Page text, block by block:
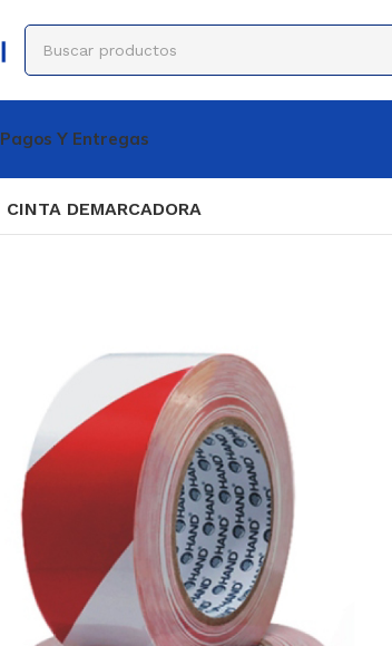
Pagos Y Entregas
CINTA DEMARCADORA